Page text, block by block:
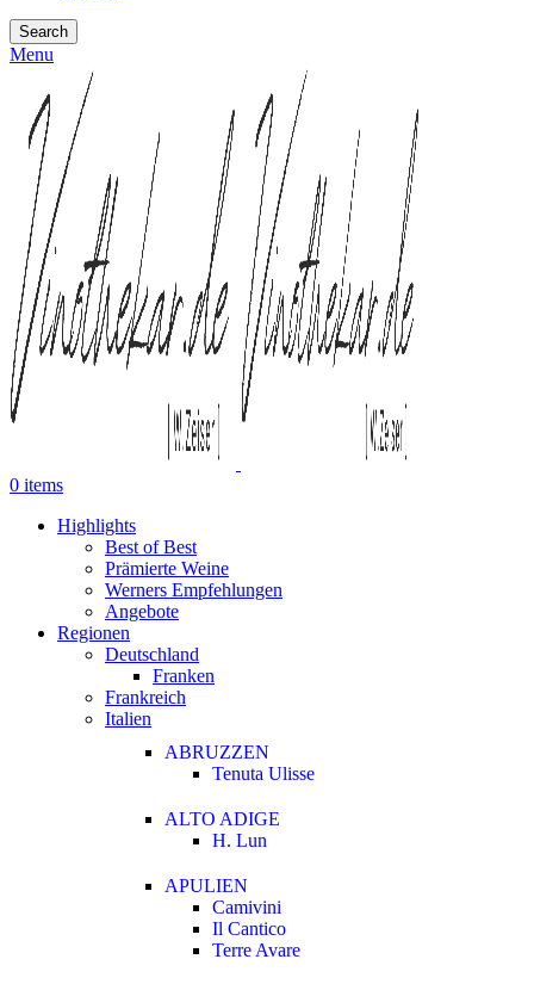
Search
Menu
0 items
Highlights
Best of Best
Prämierte Weine
Werners Empfehlungen
Angebote
Regionen
Deutschland
Franken
Frankreich
Italien
ABRUZZEN
Tenuta Ulisse
ALTO ADIGE
H. Lun
APULIEN
Camivini
Il Cantico
Terre Avare